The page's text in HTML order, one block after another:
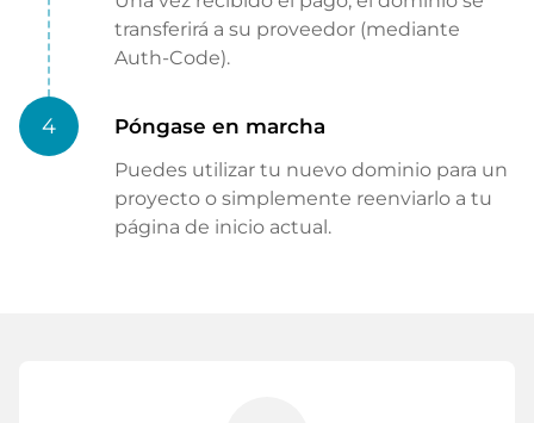
transferirá a su proveedor (mediante
Auth-Code).
4 Póngase en marcha
Puedes utilizar tu nuevo dominio para un
proyecto o simplemente reenviarlo a tu
página de inicio actual.